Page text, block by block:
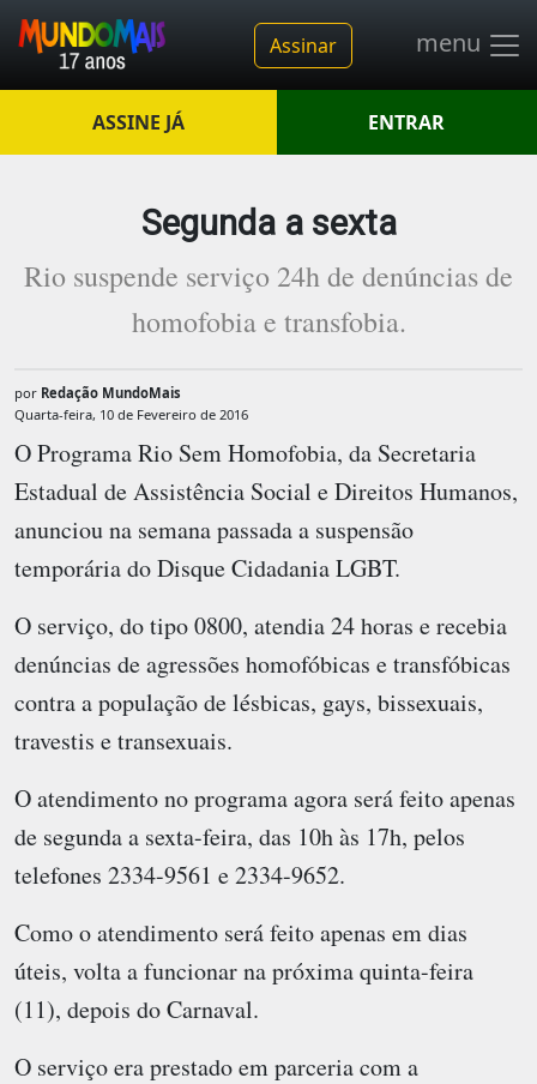
Assinar menu
ASSINE JÁ ENTRAR
Segunda a sexta
Rio suspende serviço 24h de denúncias de
homofobia e transfobia.
por Redação MundoMais
Quarta-feira, 10 de Fevereiro de 2016
O Programa Rio Sem Homofobia, da Secretaria
Estadual de Assistência Social e Direitos Humanos,
anunciou na semana passada a suspensão
temporária do Disque Cidadania LGBT.
O serviço, do tipo 0800, atendia 24 horas e recebia
denúncias de agressões homofóbicas e transfóbicas
contra a população de lésbicas, gays, bissexuais,
travestis e transexuais.
O atendimento no programa agora será feito apenas
de segunda a sexta-feira, das 10h às 17h, pelos
telefones 2334-9561 e 2334-9652.
Como o atendimento será feito apenas em dias
úteis, volta a funcionar na próxima quinta-feira
(11), depois do Carnaval.
O serviço era prestado em parceria com a